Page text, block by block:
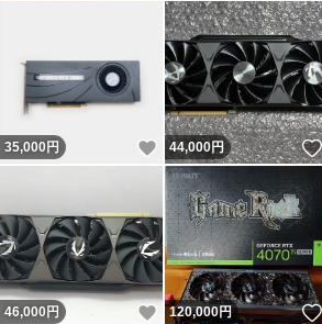
35,000 円 いいね！
44,000円
46,000 円 いいね！
120,000円